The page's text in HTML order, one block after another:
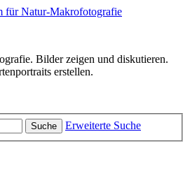
Bilder zeigen und diskutieren.
erstellen.
Suche Erweiterte Suche